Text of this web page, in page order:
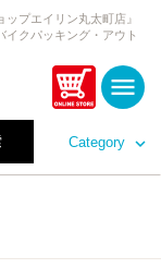
Category
プエイリン丸太町店』
イクパッキング・アウト